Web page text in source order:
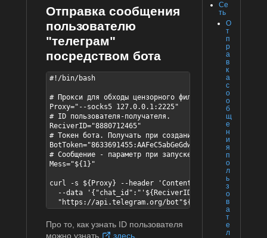
Се
ть
О
т
п
р
а
в
к
а
с
о
о
б
щ
е
н
и
я
п
о
л
ь
з
о
в
а
т
е
л
Отправка сообщения
пользователю
"телеграм"
посредством бота
#!/bin/bash
# Прокси для обходы цензорного фильтра провайдера
Proxy="--socks5 127.0.0.1:2225"
# ID пользователя-получателя.
ReciverID="8880712465"
# Токен бота. Получать при создании бота
BotToken="8633691455:AAFeC5abGeGdwtVn3UM-
# Сообщение - параметр при запуске скрипта
Mess="${1}"
curl -s ${Proxy} --header 'Content-Type:
--data
"https://api.telegram.org/bot"${BotToken}"/
Про то, как узнать ID пользователя
можно узнать
здесь.